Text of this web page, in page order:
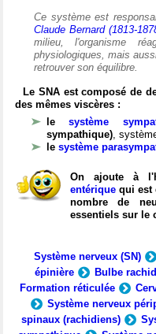
Ce système est
Claude Bernard (1813-
milieu, l'organisme
physiologiques, mais
retrouver son équilibre.
Le SNA est composé de
des mêmes viscères :
lesystème
sympathique),
le système
On ajoute à
entérique qui est
nombre de
essentiels sur le
Système nerveux (SN)
épinière
Bulbe
Formation réticulée
Système nerveux
spinaux (rachidiens)